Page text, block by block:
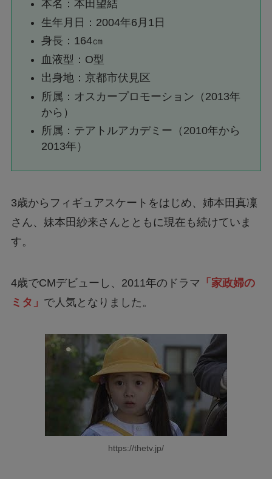
本名：本田望結
生年月日：2004年6月1日
身長：164㎝
血液型：O型
出身地：京都市伏見区
所属：オスカープロモーション（2013年
から）
所属：テアトルアカデミー（2010年から
2013年）
3歳からフィギュアスケートをはじめ、姉本田真凜
さん、妹本田紗来さんとともに現在も続けていま
す。
4歳でCMデビューし、2011年のドラマ 「家政婦の
ミタ」 で人気となりました。
https://thetv.jp/